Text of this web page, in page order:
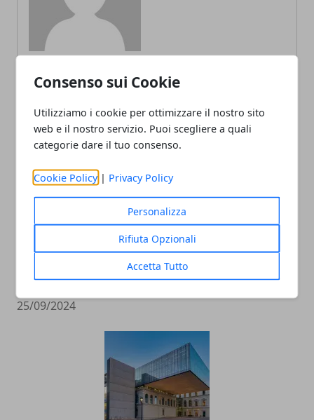
Consenso sui Cookie
Utilizziamo i cookie per ottimizzare il nostro sito
web e il nostro servizio. Puoi scegliere a quali
categorie dare il tuo consenso.
Cookie Policy | Privacy Policy
Personalizza
Rifiuta Opzionali
Accetta Tutto
ARTICOLI CORRELATI
Social Media e Istruzione: Un Binomio
Complicato ma Ricco di Potenziale
25/09/2024